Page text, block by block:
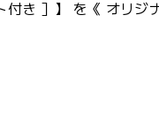
き ］】 を《 オリジ